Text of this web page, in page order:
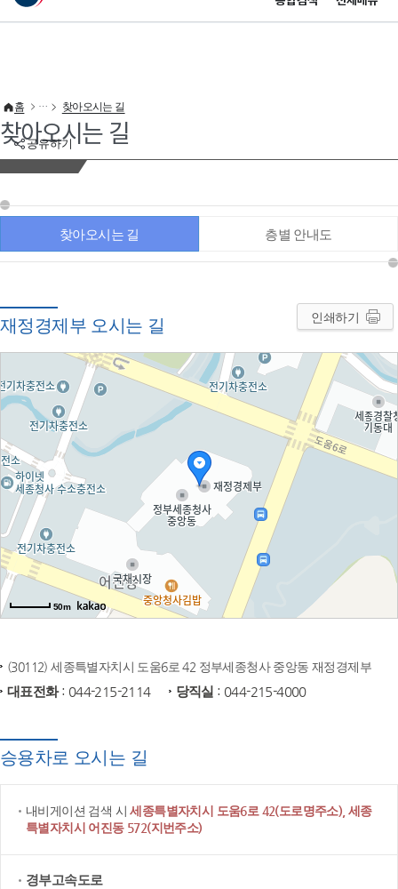
이 누리집은 대한민국 공식 전자정부 누리집입니다.
공유하기
홈 찾아오시는 길
찾아오시는 길
찾아오시는 길 층별 안내도
재정경제부 오시는 길 인쇄하기
50m
(30112) 세종특별자치시 도움6로 42 정부세종청사 중앙동 재정경제부
대표전화: 044-215-2114 당직실 : 044-215-4000
승용차로 오시는 길
내비게이션 검색 시세종특별자치시 도움6로 42(도로명주소), 세종
특별자치시 어진동 572(지번주소)
경부고속도로